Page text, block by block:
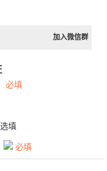
加入微信群
必填
选填
必填